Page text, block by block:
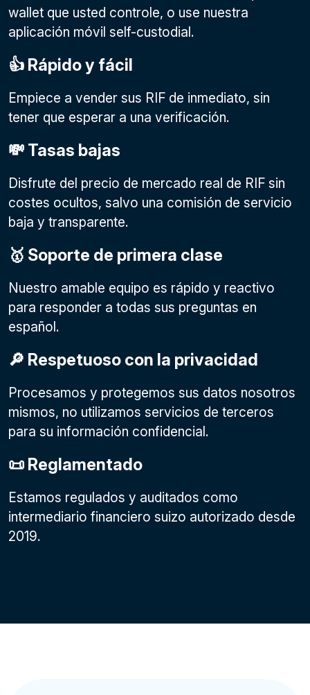
wallet que usted controle, o use nuestra
aplicación móvil self-custodial.
👍 Rápido y fácil
Empiece a vender sus RIF de inmediato, sin
tener que esperar a una verificación.
💸 Tasas bajas
Disfrute del precio de mercado real de RIF sin
costes ocultos, salvo una comisión de servicio
baja y transparente.
🥇 Soporte de primera clase
Nuestro amable equipo es rápido y reactivo
para responder a todas sus preguntas en
español.
🔎 Respetuoso con la privacidad
Procesamos y protegemos sus datos nosotros
mismos, no utilizamos servicios de terceros
para su información confidencial.
📜 Reglamentado
Estamos regulados y auditados como
intermediario financiero suizo autorizado desde
2019.